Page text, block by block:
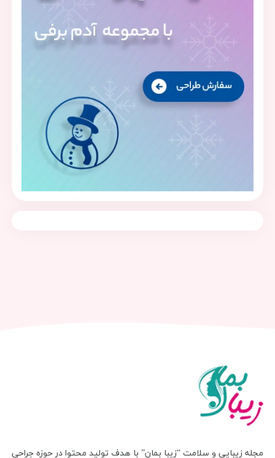
مجله زیبایی و سلامت “زیبا بمان” با هدف تولید محتوا در حوزه جراحی